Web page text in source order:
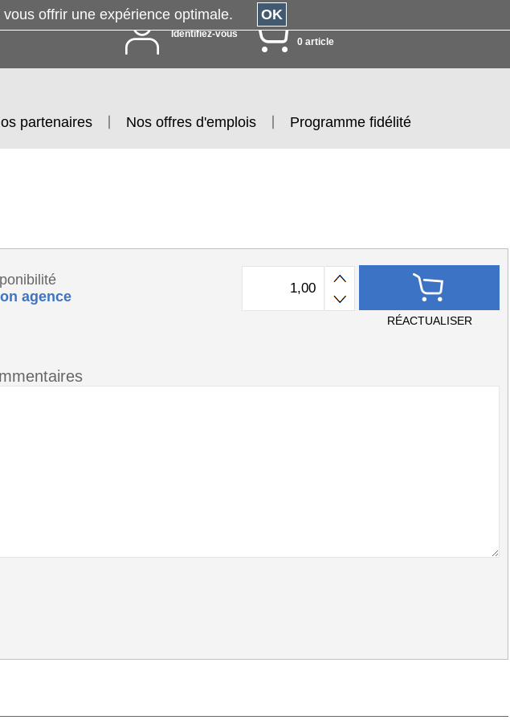
Identifiez-vous
0 article
partenaires Nos offres d'emplois Programme fidélité
agence
RÉACTUALISER
vous offrir une expérience optimale. OK